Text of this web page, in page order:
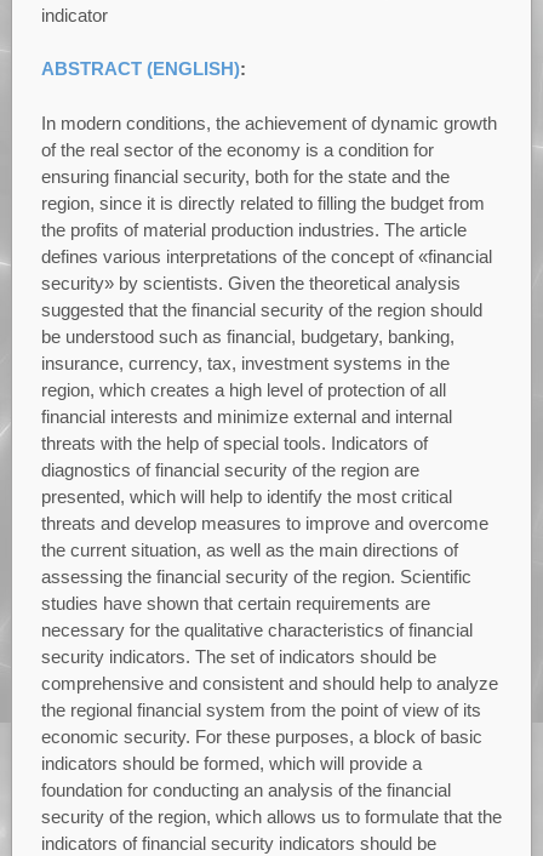
indicator
ABSTRACT (ENGLISH):
In modern conditions, the achievement of dynamic growth
of the real sector of the economy is a condition for
ensuring financial security, both for the state and the
region, since it is directly related to filling the budget from
the profits of material production industries. The article
defines various interpretations of the concept of «financial
security» by scientists. Given the theoretical analysis
suggested that the financial security of the region should
be understood such as financial, budgetary, banking,
insurance, currency, tax, investment systems in the
region, which creates a high level of protection of all
financial interests and minimize external and internal
threats with the help of special tools. Indicators of
diagnostics of financial security of the region are
presented, which will help to identify the most critical
threats and develop measures to improve and overcome
the current situation, as well as the main directions of
assessing the financial security of the region. Scientific
studies have shown that certain requirements are
necessary for the qualitative characteristics of financial
security indicators. The set of indicators should be
comprehensive and consistent and should help to analyze
the regional financial system from the point of view of its
economic security. For these purposes, a block of basic
indicators should be formed, which will provide a
foundation for conducting an analysis of the financial
security of the region, which allows us to formulate that the
indicators of financial security indicators should be